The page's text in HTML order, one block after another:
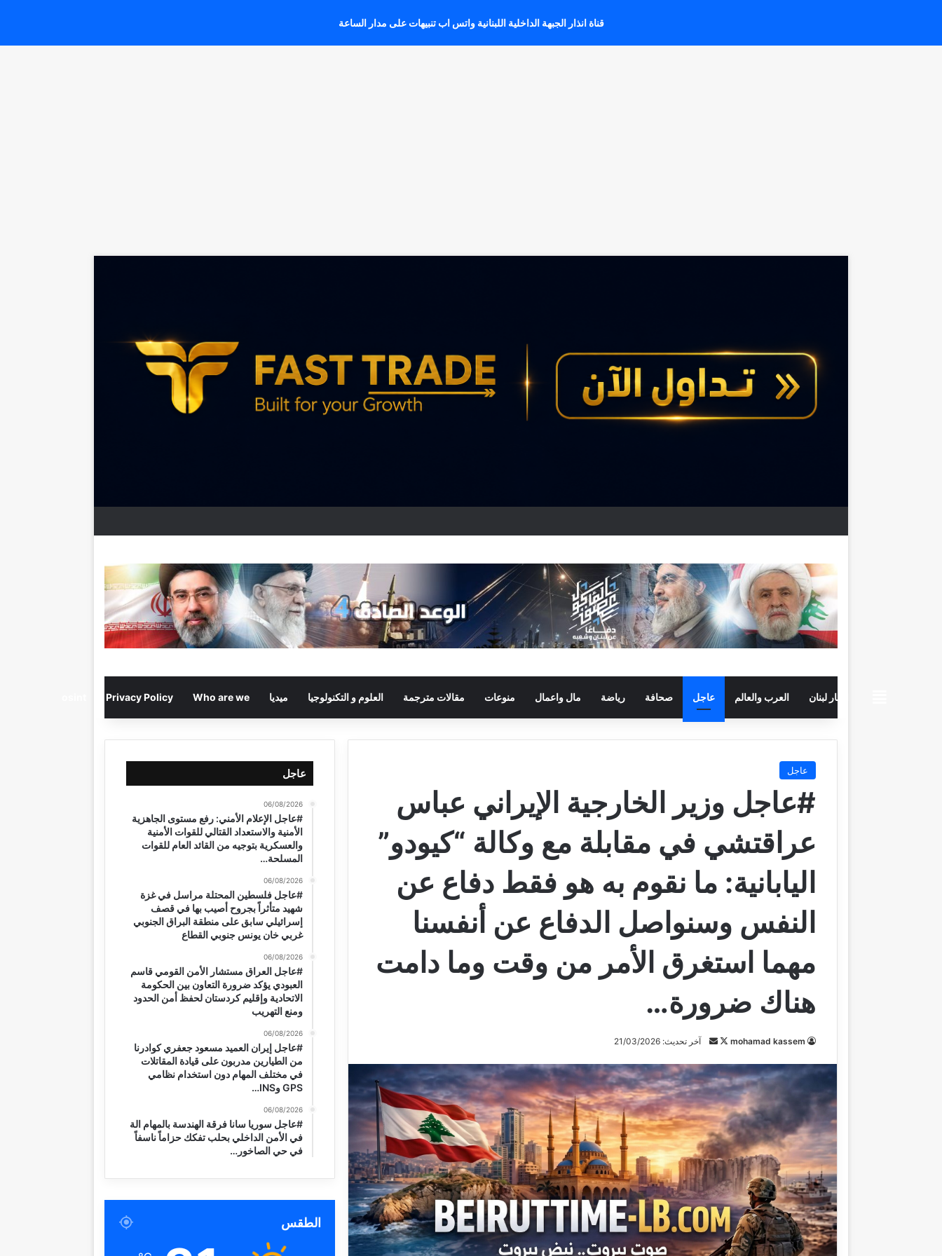
قناة انذار الجبهة الداخلية اللبنانية واتس اب تنبيهات على مدار الساعة
beiruttime
اخبار لبنان العرب والعالم عاجل صحافة رياضة مال واعمال منوعات مقالات مترجمة العلوم و التكنولوجيا ميديا Who are we
Privacy Policy
عاجل
#عاجل وزير الخارجية الإيراني عباس
عراقتشي في مقابلة مع وكالة “كيودو”
اليابانية: ما نقوم به هو فقط دفاع عن
النفس وسنواصل الدفاع عن أنفسنا
مهما استغرق الأمر من وقت وما دامت
هناك ضرورة…
mohamad kassem
ت
ب
ع
ع
ل
ى
X
س
ب
ر
ي
د
إ
ل
ك
ت
آخر تحديث: 21/03/2026
عاجل
06/08/2026
#عاجل الإعلام الأمني: رفع مستوى الجاهزية
الأمنية والاستعداد القتالي للقوات الأمنية
والعسكرية بتوجيه من القائد العام للقوات
المسلحة…
06/08/2026
#عاجل فلسطين المحتلة مراسل في غزة
شهيد متأثراً بجروح أصيب بها في قصف
إسرائيلي سابق على منطقة البراق الجنوبي
غربي خان يونس جنوبي القطاع
06/08/2026
#عاجل العراق مستشار الأمن القومي قاسم
العبودي يؤكد ضرورة التعاون بين الحكومة
الاتحادية وإقليم كردستان لحفظ أمن الحدود
ومنع التهريب
06/08/2026
#عاجل إيران العميد مسعود جعفري كوادرنا
من الطيارين مدربون على قيادة المقاتلات
في مختلف المهام دون استخدام نظامي
GPS وINS…
06/08/2026
#عاجل سوريا سانا فرقة الهندسة بالمهام الة
في الأمن الداخلي بحلب تفكك حزاماً ناسفاً
في حي الصاخور…
الطقس